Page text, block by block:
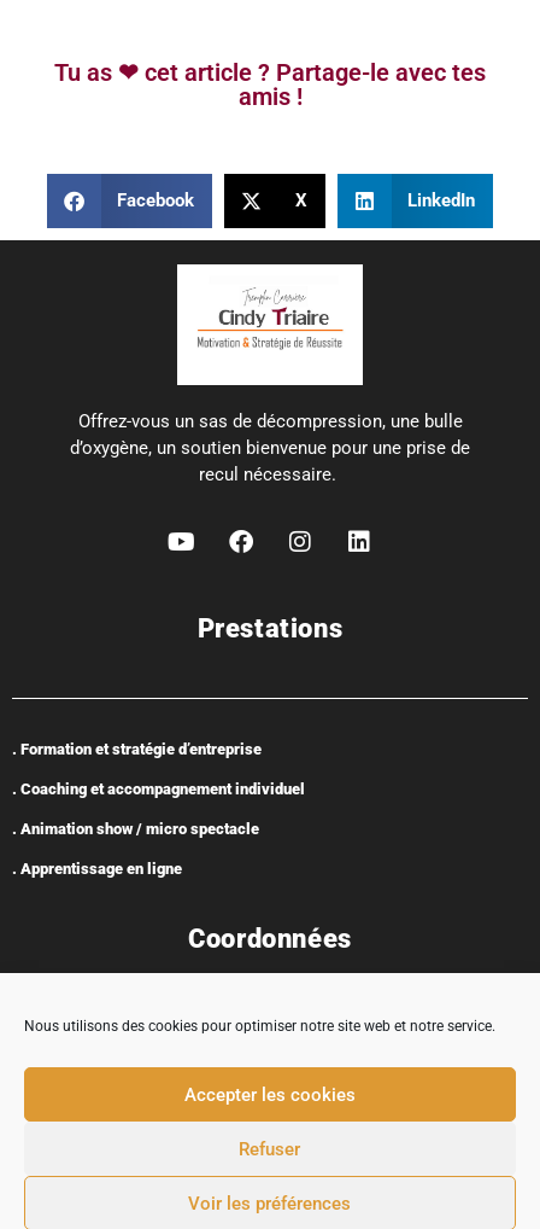
Nous utilisons des cookies pour optimiser notre site web et notre service.
Accepter les cookies
Refuser
Voir les préférences
Tu as ❤ cet article ? Partage-le avec tes
amis !
Facebook X LinkedIn
Offrez-vous un sas de décompression, une bulle
d’oxygène, un soutien bienvenue pour une prise de
recul nécessaire.
Prestations
. Formation et stratégie d’entreprise
. Coaching et accompagnement individuel
. Animation show / micro spectacle
. Apprentissage en ligne
Coordonnées
Adresse : 5 rue Encabane, 32430 Cologne
contact@tremplincarriere.com
© 2024 TREMPLIN CARRIÈRE |MENTIONS LÉGALES|CONDITIONS GÉNÉRALES DE